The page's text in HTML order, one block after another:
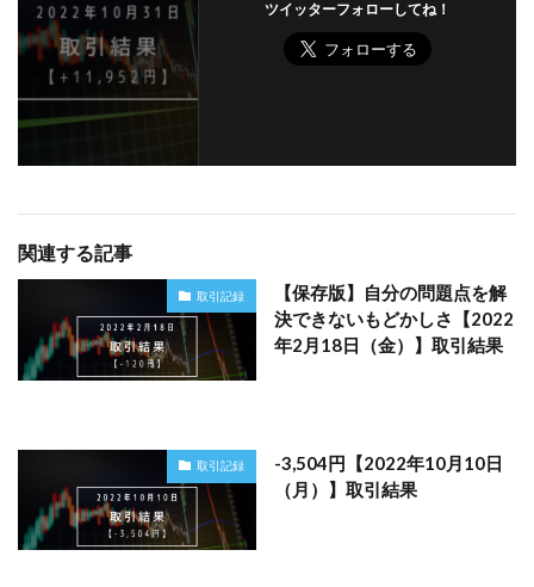
ツイッターフォローしてね！
関連する記事
取引記録
【保存版】自分の問題点を解
決できないもどかしさ【2022
年2月18日（金）】取引結果
取引記録
-3,504円【2022年10月10日
（月）】取引結果